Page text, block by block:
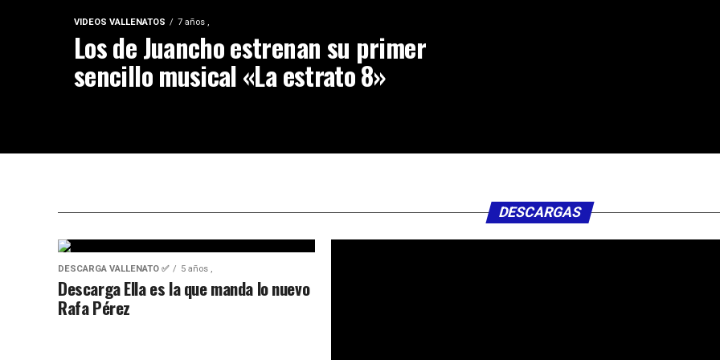
VIDEOS VALLENATOS 7 años ,
Los de Juancho estrenan su primer
sencillo musical «La estrato 8»
DESCARGAS
DESCARGA VALLENATO ✅ 5 años ,
Descarga Ella es la que manda lo nuevo
Rafa Pérez